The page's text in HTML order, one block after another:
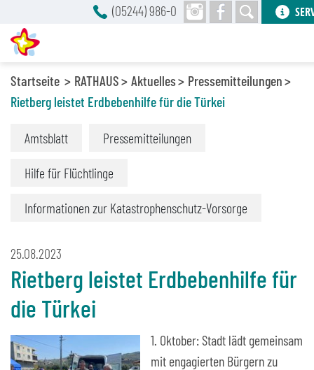
Startseite RATHAUS Aktuelles
Pressemitteilungen
Rietberg leistet Erdbebenhilfe für die Türkei
Amtsblatt Pressemitteilungen
Hilfe für Flüchtlinge
Informationen zur Katastrophenschutz-Vorsorge
25.08.2023
Rietberg leistet Erdbebenhilfe für
die Türkei
1. Oktober: Stadt lädt gemeinsam
mit engagierten Bürgern zu
(05244) 986-0